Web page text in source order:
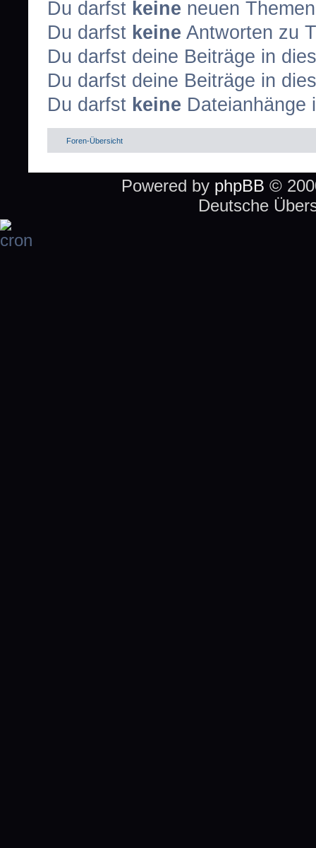
Du darfst keine neuen
Du darfst keine Antworten zu
Du darfst deine Beiträge in
Du darfst deine Beiträge in
Du darfst keine Dateianhänge
Foren-Übersicht
Powered by phpBB ©
Deutsche